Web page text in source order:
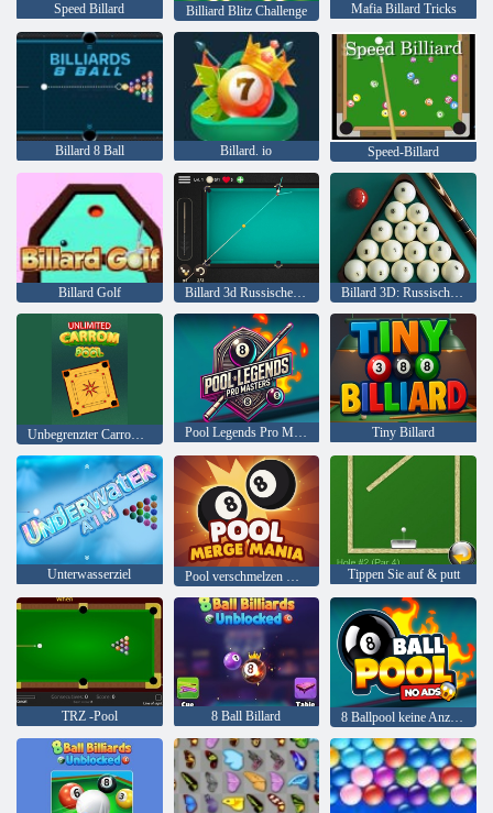
Speed ​​Billard Billiard Blitz Challenge Mafia Billard Tricks
Billard 8 Ball Billard. io Speed-Billard
Billard Golf Billard 3d Russische Pyramide Billard 3D: Russische Pyramide
Pool Legends Pro Masters Tiny Billard
Unterwasserziel Tippen Sie auf & putt
TRZ -Pool 8 Ball Billard 8 Ballpool keine Anzeigen